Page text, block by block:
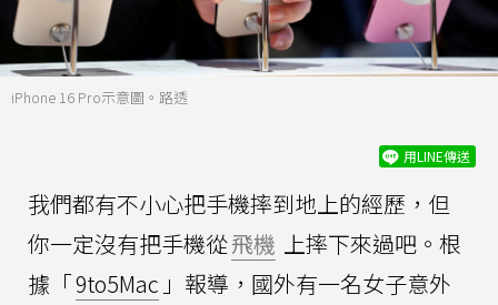
iPhone 16 Pro示意圖。路透
用LINE傳送
我們都有不小心把手機摔到地上的經歷，但
你一定沒有把手機從飛機 上摔下來過吧。根
據「9to5Mac 」報導，國外有一名女子意外